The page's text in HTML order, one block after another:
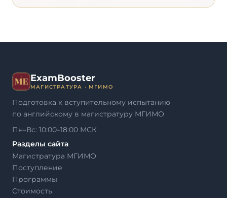
ExamBooster
МАГИСТРАТУРА · МГИМО
Подготовка к вступительному испытанию
по английскому в магистратуру МГИМО
Пн–Вс: 10:00–18:00 МСК
Разделы сайта
Магистратура МГИМО
Поступление
Программы
Стоимость